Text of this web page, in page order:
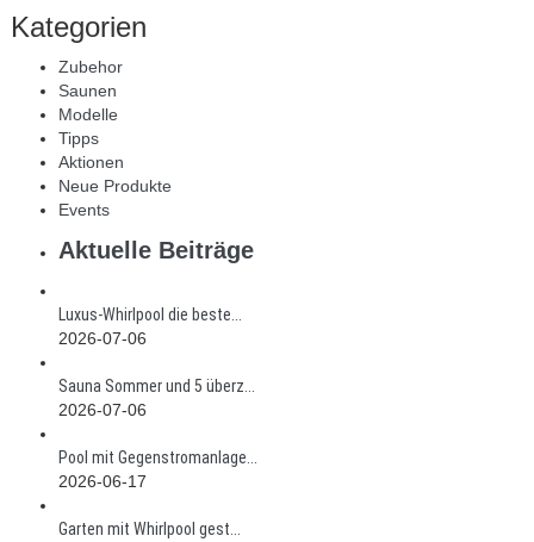
Kategorien
Zubehor
Saunen
Modelle
Tipps
Aktionen
Neue Produkte
Events
Aktuelle Beiträge
Luxus-Whirlpool die beste...
2026-07-06
Sauna Sommer und 5 überz...
2026-07-06
Pool mit Gegenstromanlage...
2026-06-17
Garten mit Whirlpool gest...